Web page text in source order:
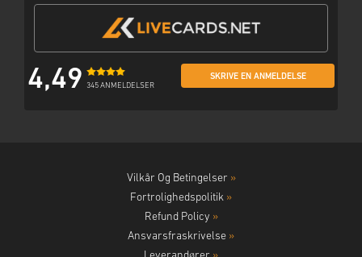
4,49 345 ANMELDELSER
SKRIVE EN ANMELDELSE
Vilkår Og Betingelser »
Fortrolighedspolitik »
Refund Policy »
Ansvarsfraskrivelse »